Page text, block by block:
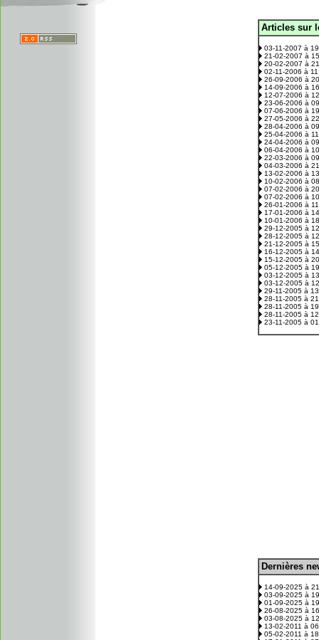
Articles sur
03-11-2007 à
21-02-2007 à
20-02-2007 à
02-11-2006 à
26-09-2006 à
14-09-2006 à
12-07-2006 à
23-06-2006 à
07-06-2006 à
27-05-2006 à
28-04-2006 à
25-04-2006 à
24-04-2006 à
06-04-2006 à
22-03-2006 à
04-03-2006 à
13-02-2006 à
10-02-2006 à
07-02-2006 à
07-02-2006 à
26-01-2006 à
17-01-2006 à
10-01-2006 à
29-12-2005 à
28-12-2005 à
21-12-2005 à
16-12-2005 à
15-12-2005 à
05-12-2005 à
03-12-2005 à
03-12-2005 à
29-11-2005 à
28-11-2005 à
28-11-2005 à
28-11-2005 à
23-11-2005 à
Dernières
14-09-2025 à
03-09-2025 à
01-09-2025 à
26-08-2025 à
03-08-2025 à
13-02-2011 à
05-02-2011 à